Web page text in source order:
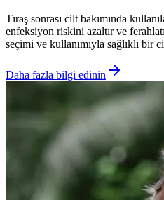
Tıraş sonrası cilt bakımında
enfeksiyon riskini azaltır ve
seçimi ve kullanımıyla sağlıklı bir
Daha fazla bilgi edinin